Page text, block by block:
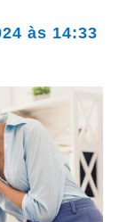
às 14:33